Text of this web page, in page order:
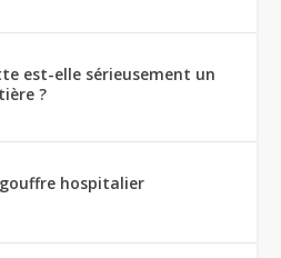
est-elle sérieusement un
?
gouffre hospitalier